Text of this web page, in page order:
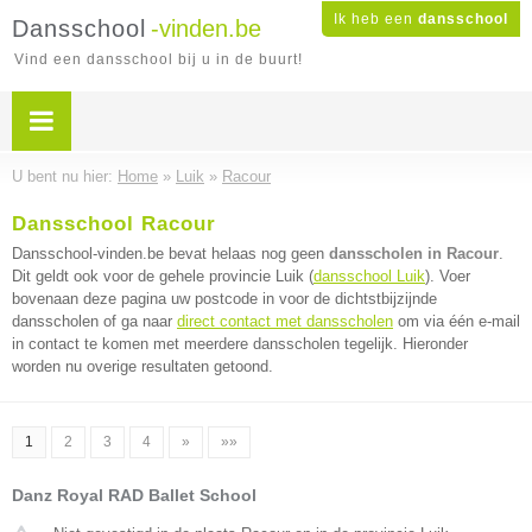
Ik heb een dansschool
Dansschool -vinden.be
Vind een dansschool bij u in de buurt!
U bent nu hier: Home » Luik » Racour
Dansschool Racour
Dansschool-vinden.be bevat helaas nog geen dansscholen in Racour.
Dit geldt ook voor de gehele provincie Luik (dansschool Luik). Voer
bovenaan deze pagina uw postcode in voor de dichtstbijzijnde
dansscholen of ga naar direct contact met dansscholen om via één e-mail
in contact te komen met meerdere dansscholen tegelijk. Hieronder
worden nu overige resultaten getoond.
1 2 3 4 » »»
Danz Royal RAD Ballet School